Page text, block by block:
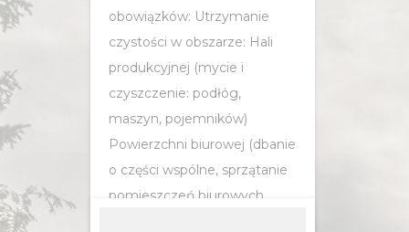
obowiązków: Utrzymanie
czystości w obszarze: Hali
produkcyjnej (mycie i
czyszczenie: podłóg,
maszyn, pojemników)
Powierzchni biurowej (dbanie
o części wspólne, sprzątanie
pomieszczeń biurowych,...